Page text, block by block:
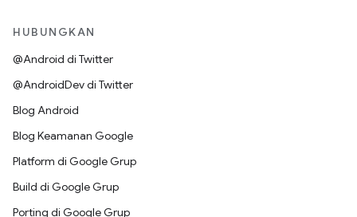
HUBUNGKAN
@Android di Twitter
@AndroidDev di Twitter
Blog Android
Blog Keamanan Google
Platform di Google Grup
Build di Google Grup
Porting di Google Grup